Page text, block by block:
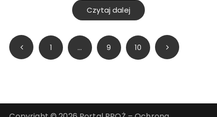
Czytaj dalej
Stronicowanie
wpisów1 … 9 10